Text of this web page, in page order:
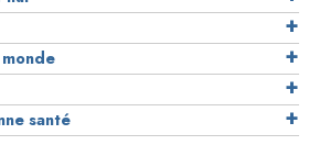
santé